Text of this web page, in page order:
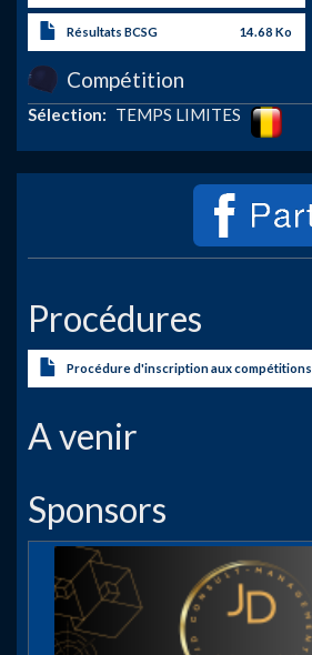
Résultats BCSG 14.68 Ko
Compétition
Sélection TEMPS LIMITES
Image
Procédures
Procédure d'inscription aux compétitions
A venir
Sponsors